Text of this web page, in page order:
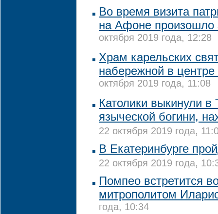
Во время визита
на Афоне произошло
октября 2019 года, 12:28
Храм карельских
набережной в центре
октября 2019 года, 11:08
Католики выкинули в
языческой богини,
22 октября 2019 года,
В Екатеринбурге
22 октября 2019 года,
Помпео встретится
митрополитом
года, 10:34